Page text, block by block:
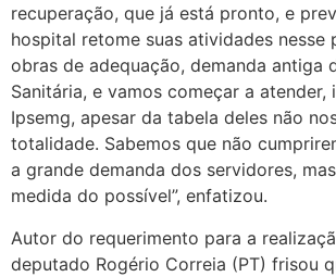
recuperação, que já está pronto, e
hospital retome suas atividades nesse
obras de adequação, demanda antiga
Sanitária, e vamos começar a atender,
Ipsemg, apesar da tabela deles não
totalidade. Sabemos que não
a grande demanda dos servidores,
medida do possível”, enfatizou.
Autor do requerimento para a
deputado Rogério Correia (PT) frisou